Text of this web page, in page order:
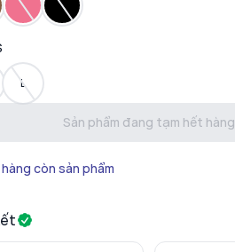
L
Sản phẩm đang tạm hết hàng
còn sản phẩm